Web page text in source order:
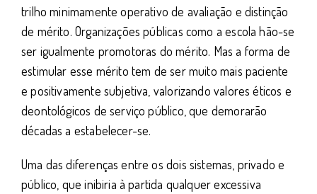
trilho minimamente operativo de avaliação e distinção
de mérito. Organizações públicas como a escola hão-se
ser igualmente promotoras do mérito. Mas a forma de
estimular esse mérito tem de ser muito mais paciente
e positivamente subjetiva, valorizando valores éticos e
deontológicos de serviço público, que demorarão
décadas a estabelecer-se.
Uma das diferenças entre os dois sistemas, privado e
público, que inibiria à partida qualquer excessiva